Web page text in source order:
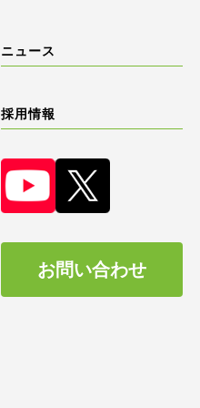
ニュース
採用情報
お問い合わせ